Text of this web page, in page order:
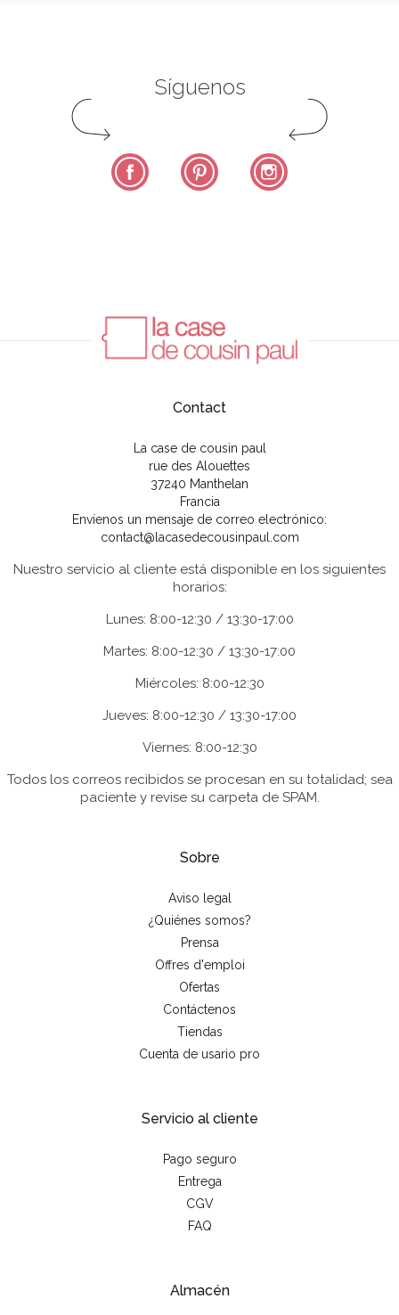
Síguenos
Facebook Pinterest
Contact
La case de cousin paul
rue des Alouettes
37240 Manthelan
Francia
Envíenos un mensaje de correo electrónico:
contact@lacasedecousinpaul.com
Nuestro servicio al cliente está disponible en los siguientes
horarios:
Lunes: 8:00-12:30 / 13:30-17:00
Martes: 8:00-12:30 / 13:30-17:00
Miércoles: 8:00-12:30
Jueves: 8:00-12:30 / 13:30-17:00
Viernes: 8:00-12:30
Todos los correos recibidos se procesan en su totalidad; sea
paciente y revise su carpeta de SPAM.
Sobre
Aviso legal
¿Quiénes somos?
Prensa
Offres d'emploi
Ofertas
Contáctenos
Tiendas
Cuenta de usario pro
Servicio al cliente
Pago seguro
Entrega
CGV
FAQ
Almacén